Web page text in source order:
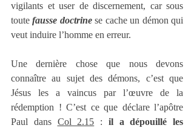
vigilants et user de discernement, car sous
toute fausse doctrine se cache un démon qui
veut induire l’homme en erreur.
Une dernière chose que nous devons
connaître au sujet des démons, c’est que
Jésus les a vaincus par l’œuvre de la
rédemption ! C’est ce que déclare l’apôtre
Paul dans Col 2.15 : il a dépouillé les